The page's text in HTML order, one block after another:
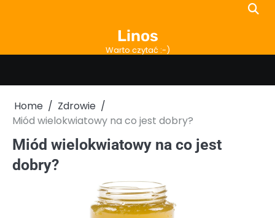
Linos
Warto czytać :-)
Home
Zdrowie
Miód wielokwiatowy na co jest dobry?
Miód wielokwiatowy na co jest
dobry?